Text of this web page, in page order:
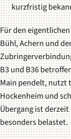
kurzfristig
Für den
Bühl, Achern und
B3 und B36
Main pendelt, nutzt
Hockenheim und
Übergang ist
besonders belastet.